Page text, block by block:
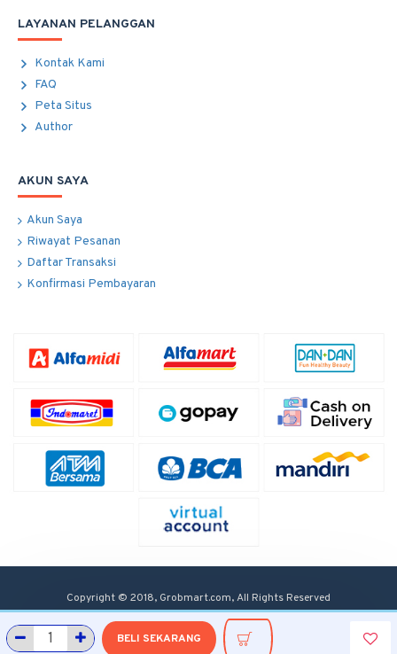
BELI SEKARANG
LAYANAN PELANGGAN
Kontak Kami
FAQ
Peta Situs
Author
AKUN SAYA
Akun Saya
Riwayat Pesanan
Daftar Transaksi
Konfirmasi Pembayaran
Copyright © 2018, Grobmart.com, All Rights Reserved